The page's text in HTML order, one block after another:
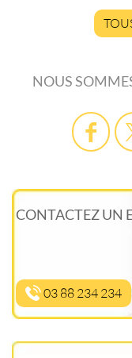
NOUS
CONTACTEZ UN
03 88 234 234